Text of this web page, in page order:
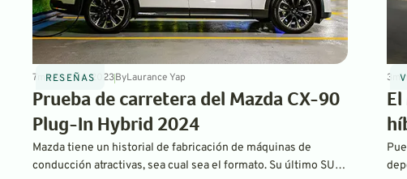
RESEÑAS
7 min Nov 24, 2023ByLaurance Yap
Prueba de carretera del Mazda CX-90
Plug-In Hybrid 2024
Mazda tiene un historial de fabricación de máquinas de
conducción atractivas, sea cual sea el formato. Su último SUV
3